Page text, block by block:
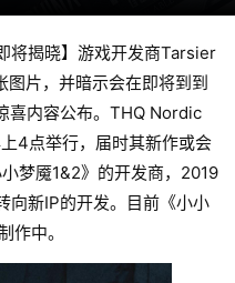
将揭晓】游戏开发商Tarsier
片，并暗示会在即将到到
喜内容公布。THQ Nordic
4点举行，届时其新作或会
梦魇1&2》的开发商，2019
向新IP的开发。目前《小小
中。